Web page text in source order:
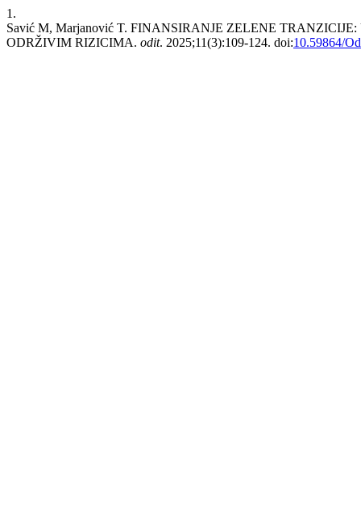
1.
Savić M, Marjanović T. FINANSIRANJE ZELENE
ODRŽIVIM RIZICIMA. odit. 2025;11(3):109-124. doi:10.59864/